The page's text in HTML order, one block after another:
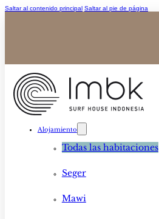
Saltar al contenido principal Saltar al pie de página
Alojamiento
Todas las habitaciones
Seger
Mawi